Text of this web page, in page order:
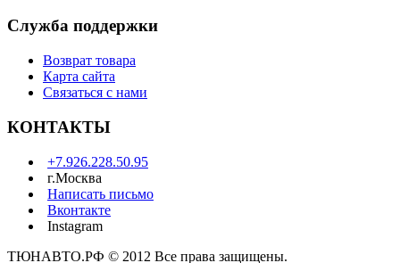
Служба поддержки
Возврат товара
Карта сайта
Связаться с нами
КОНТАКТЫ
+7.926.228.50.95
г.Москва
Написать письмо
Вконтакте
Instagram
ТЮНАВТО.РФ © 2012 Все права защищены.